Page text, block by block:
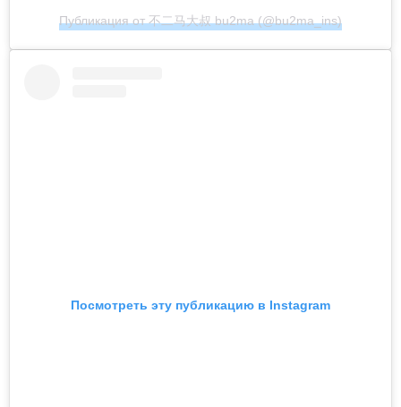
Публикация от 不二马大叔 bu2ma (@bu2ma_ins)
Посмотреть эту публикацию в Instagram